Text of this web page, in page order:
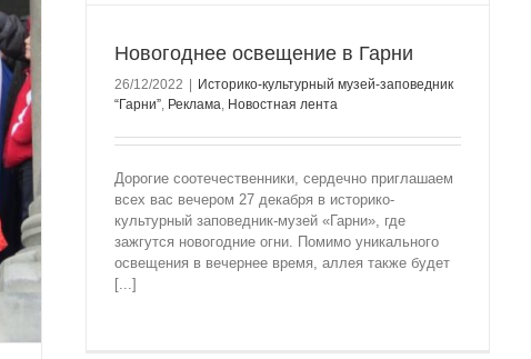
Новогоднее освещение в Гарни
26/12/2022 | Историко-культурный музей-заповедник
“Гарни” Реклама Новостная лента
Дорогие соотечественники, сердечно приглашаем
всех вас вечером 27 декабря в историко-
культурный заповедник-музей «Гарни», где
зажгутся новогодние огни. Помимо уникального
освещения в вечернее время, аллея также будет
[...]